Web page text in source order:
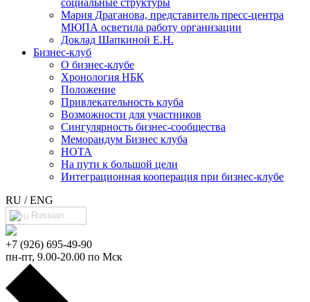
социальные структуры
Мария Драганова, представитель пресс-центра
МЮПА осветила работу организации
Доклад Шапкиной Е.Н.
Бизнес-клуб
О бизнес-клубе
Хронология НБК
Положение
Привлекательность клуба
Возможности для участников
Сингулярность бизнес-сообщества
Меморандум Бизнес клуба
НОТА
На пути к большой цели
Интеграционная кооперация при бизнес-клубе
RU / ENG
Russian
+7 (926) 695-49-90
пн-пт, 9.00-20.00 по Мск